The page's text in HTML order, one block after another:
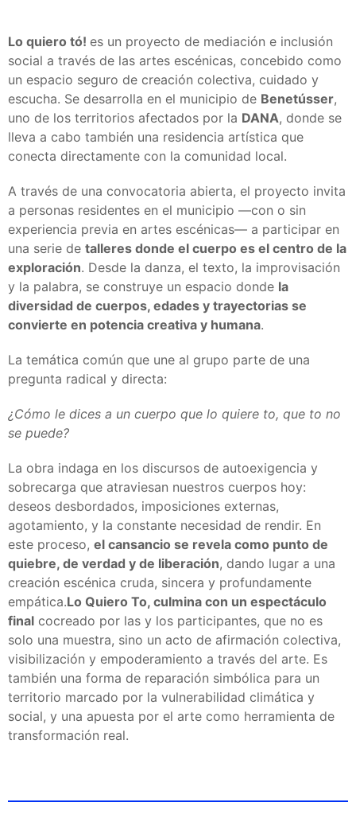
Lo quiero tó! es un proyecto de mediación e inclusión
social a través de las artes escénicas, concebido como
un espacio seguro de creación colectiva, cuidado y
escucha. Se desarrolla en el municipio de Benetússer,
uno de los territorios afectados por la DANA, donde se
lleva a cabo también una residencia artística que
conecta directamente con la comunidad local.
A través de una convocatoria abierta, el proyecto invita
a personas residentes en el municipio —con o sin
experiencia previa en artes escénicas— a participar en
una serie de talleres donde el cuerpo es el centro de la
exploración. Desde la danza, el texto, la improvisación
y la palabra, se construye un espacio donde la
diversidad de cuerpos, edades y trayectorias se
convierte en potencia creativa y humana.
La temática común que une al grupo parte de una
pregunta radical y directa:
¿Cómo le dices a un cuerpo que lo quiere to, que to no
se puede?
La obra indaga en los discursos de autoexigencia y
sobrecarga que atraviesan nuestros cuerpos hoy:
deseos desbordados, imposiciones externas,
agotamiento, y la constante necesidad de rendir. En
este proceso, el cansancio se revela como punto de
quiebre, de verdad y de liberación, dando lugar a una
creación escénica cruda, sincera y profundamente
empática.Lo Quiero To, culmina con un espectáculo
final cocreado por las y los participantes, que no es
solo una muestra, sino un acto de afirmación colectiva,
visibilización y empoderamiento a través del arte. Es
también una forma de reparación simbólica para un
territorio marcado por la vulnerabilidad climática y
social, y una apuesta por el arte como herramienta de
transformación real.